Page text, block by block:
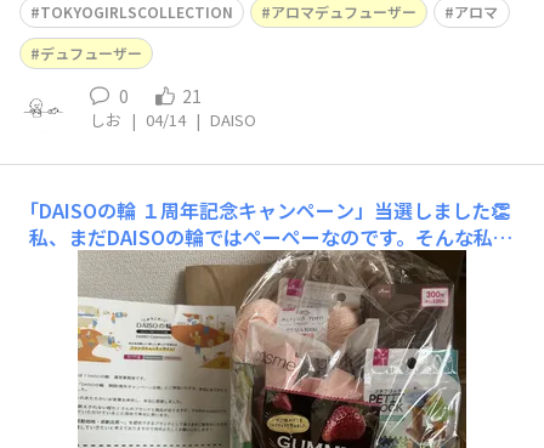
TOKYOGIRLSCOLLECTION アロマデュフューザー
アロマ
デュフューザー
0 21
しお | 04/14 | DAISO
「DAISOの輪 １周年記念キャンペーン」当選しました👏
私、まだDAISOの輪ではぺーぺーなのです。そんな私が
まさかの当選🎉🎉え？もう今年始まったばかりなのに少な
い運使ってしまった🤣？？でもやっぱりめちゃくちゃ嬉し
いので皆さんとまだ見ぬ次なる企画へ応募？参加？する意
欲を高めるために中身のご紹介✨